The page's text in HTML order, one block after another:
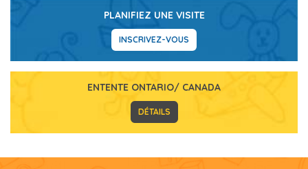
PLANIFIEZ UNE VISITE
INSCRIVEZ-VOUS
ENTENTE ONTARIO/ CANADA
DÉTAILS